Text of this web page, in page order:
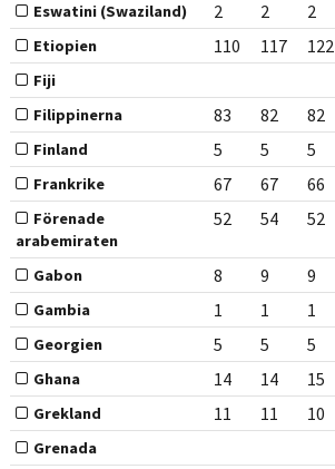
Eswatini (Swaziland) 2 2 2
Etiopien 110 117 122
Fiji
Filippinerna
83 82 82
Finland 5 5 5
Frankrike 67 67 66
Förenade
arabemiraten
52 54 52
Gabon 8 9 9
Gambia 1 1 1
Georgien 5 5 5
Ghana 14 14 15
Grekland 11 11 10
Grenada